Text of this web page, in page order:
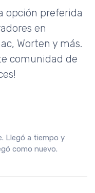
opción preferida
en
Worten y más.
comunidad de
condições, o que
Fnac